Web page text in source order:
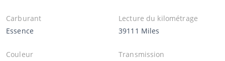
Carburant
Essence
Lecture du kilométrage
39111 Miles
Couleur
Transmission